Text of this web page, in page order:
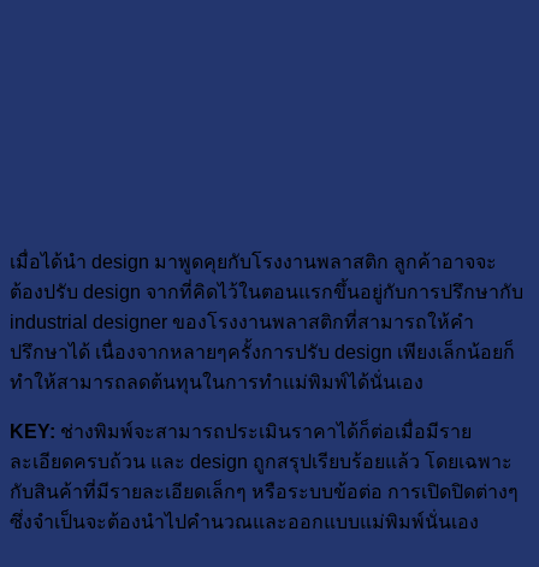
เมื่อได้นำ design มาพูดคุยกับโรงงานพลาสติก ลูกค้าอาจจะ
ต้องปรับ design จากที่คิดไว้ในตอนแรกขึ้นอยู่กับการปรึกษากับ
industrial designer ของโรงงานพลาสติกที่สามารถให้คำ
ปรึกษาได้ เนื่องจากหลายๆครั้งการปรับ design เพียงเล็กน้อยก็
ทำให้สามารถลดต้นทุนในการทำแม่พิมพ์ได้นั่นเอง
KEY: ช่างพิมพ์จะสามารถประเมินราคาได้ก็ต่อเมื่อมีราย
ละเอียดครบถ้วน และ design ถูกสรุปเรียบร้อยแล้ว โดยเฉพาะ
กับสินค้าที่มีรายละเอียดเล็กๆ หรือระบบข้อต่อ การเปิดปิดต่างๆ
ซึ่งจำเป็นจะต้องนำไปคำนวณและออกแบบแม่พิมพ์นั่นเอง